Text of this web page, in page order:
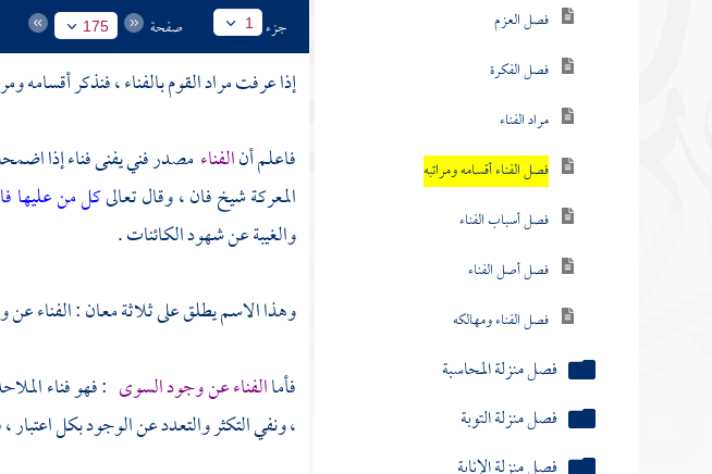
فصل العزم
فصل الفكرة
مراد الفناء
فصل الفناء أقسامه ومراتبه
فصل أسباب الفناء
فصل أصل الفناء
فصل الفناء ومهالكه
فصل منزلة المحاسبة
فصل منزلة التوبة
جزء 1 صفحة 175
إذا عرفت مراد القوم بالفناء ، فنذكر أقسامه
فاعلم أنالفناء مصدر فني يفنى فناء إذا
المعركة شيخ فان ، وقال تعالىكل من عليها
والغيبة عن شهود الكائنات .
وهذا الاسم يطلق على ثلاثة معان : الفناء
فأماالفناء عن وجود السوى : فهو فناء
، ونفي التكثر والتعدد عن الوجود بكل